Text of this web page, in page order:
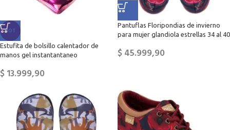
HOT
Estufita de bolsillo calentador de
manos gel instantantaneo
$13.999,90
Pantuflas Floripondias de invierno
para mujer glandiola estrellas 34 al 40
$45.999,90